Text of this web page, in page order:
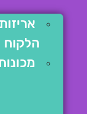
הלקוח
מכונות